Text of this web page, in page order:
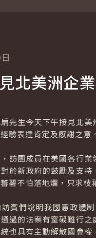
北美洲企
生今天下午接見北美
驗表達肯定及感謝之意
團成員在美國各行業
於新政府的鼓勵及支
薯不怕落地爛，只求枝
們說明我國憲政體制
過的法案有窒礙難行
也具有主動解散國會